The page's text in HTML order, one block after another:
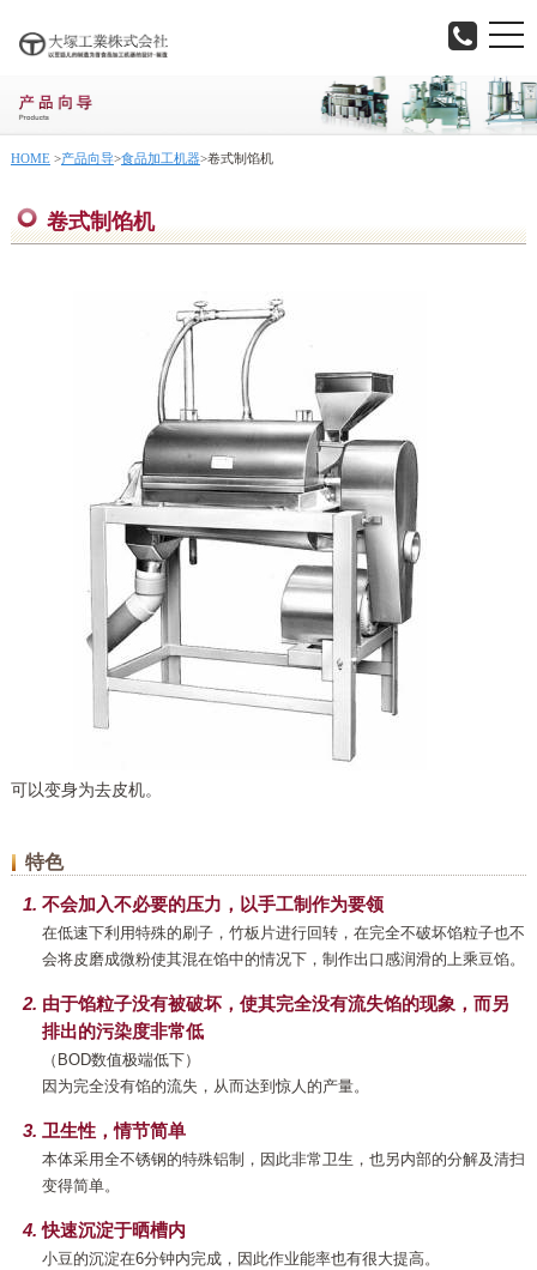
HOME>产品向导>食品加工机器>卷式制馅机
卷式制馅机
可以变身为去皮机。
特色
不会加入不必要的压力，以手工制作为要领
在低速下利用特殊的刷子，竹板片进行回转，在完全不破坏馅粒子也不
会将皮磨成微粉使其混在馅中的情况下，制作出口感润滑的上乘豆馅。
由于馅粒子没有被破坏，使其完全没有流失馅的现象，而另
排出的污染度非常低
（BOD数值极端低下）
因为完全没有馅的流失，从而达到惊人的产量。
卫生性，情节简单
本体采用全不锈钢的特殊铝制，因此非常卫生，也另内部的分解及清扫
变得简单。
快速沉淀于晒槽内
小豆的沉淀在6分钟内完成，因此作业能率也有很大提高。